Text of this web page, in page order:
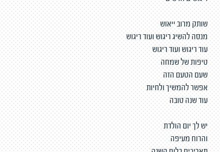
שותק מרוב ייאוש
מנסה להשיג ריגוש ועוד ריגוש
עוד ריגוש ועוד ריגוש
טיפות של שמחה
שעם הטעם הזה
אפשר להמשיך ולחיות
עוד שנה טובה
יש לך יום הולדת
והרוח מעיפה